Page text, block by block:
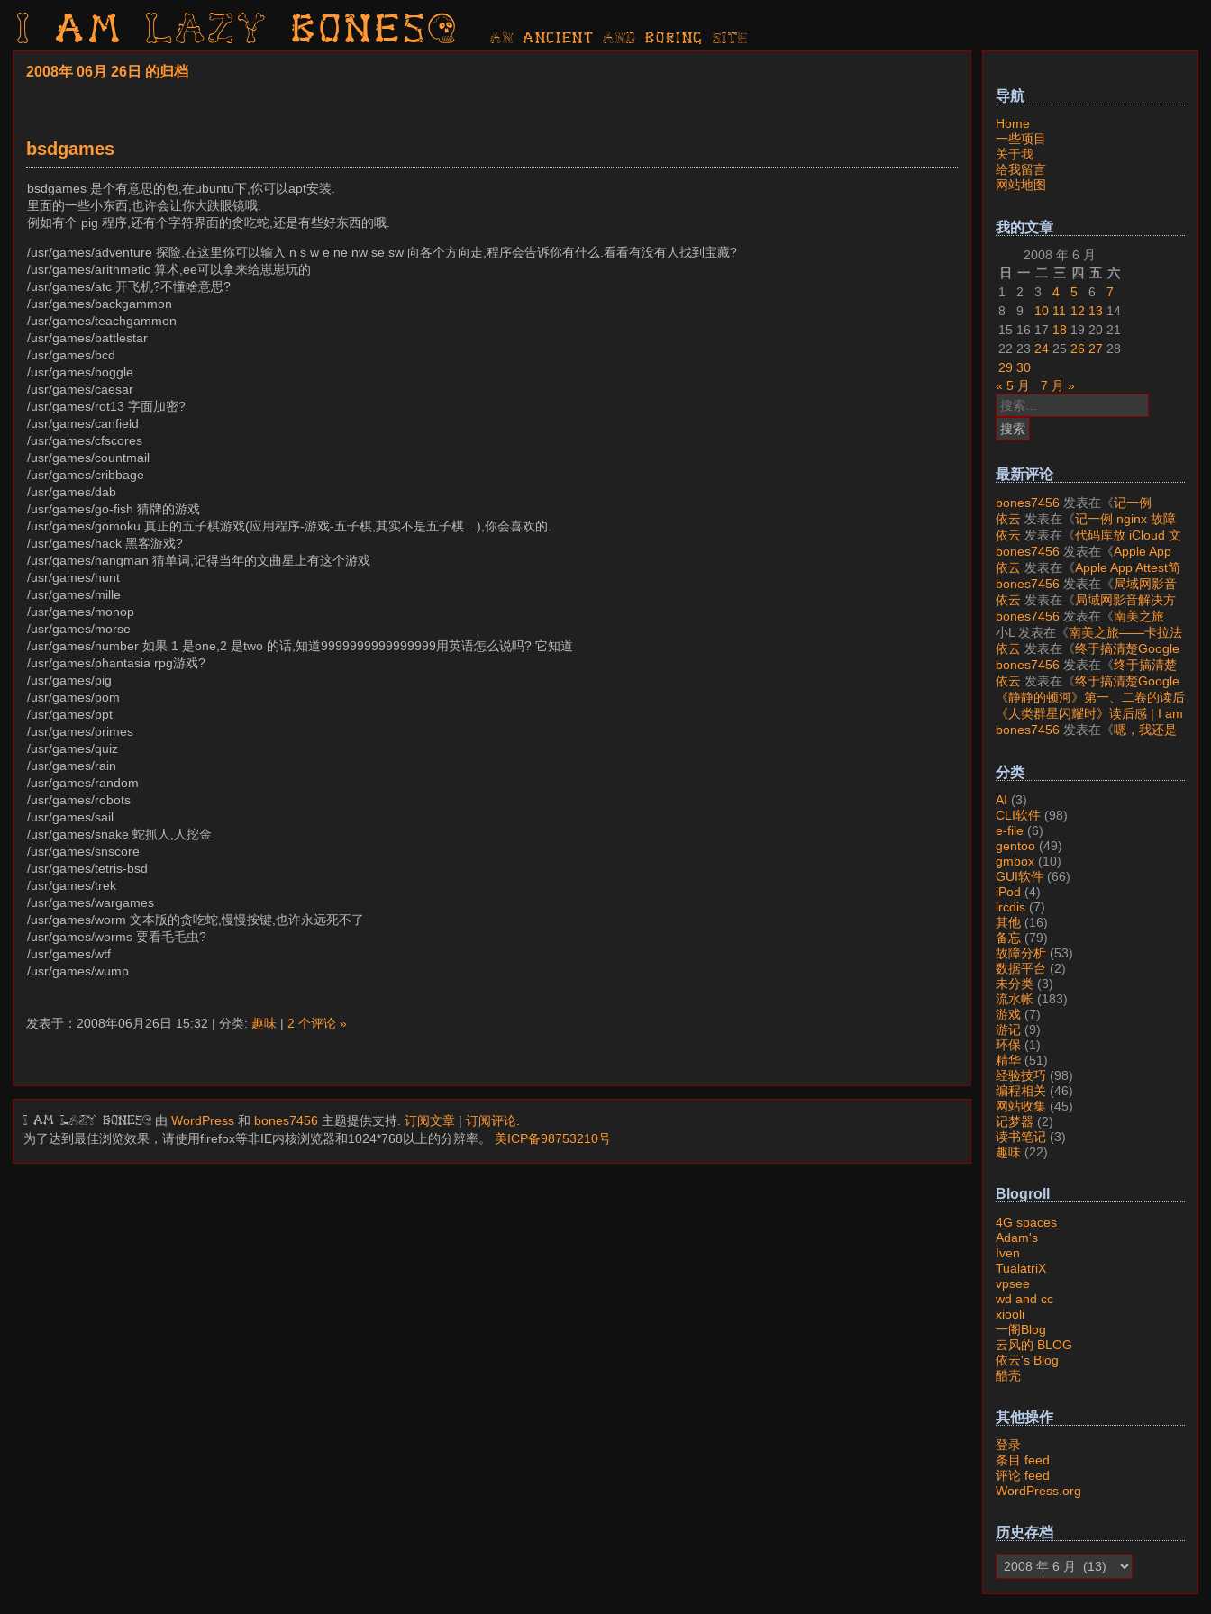
I am LAZY bones? AN ancient AND boring SITE
2008年 06月 26日 的归档
bsdgames
bsdgames 是个有意思的包,在ubuntu下,你可以apt安装.
里面的一些小东西,也许会让你大跌眼镜哦.
例如有个 pig 程序,还有个字符界面的贪吃蛇,还是有些好东西的哦.
/usr/games/adventure 探险,在这里你可以输入 n s w e ne nw se sw 向各个方向走,程序会告诉你有什么.看看有没有人找到宝藏?
/usr/games/arithmetic 算术,ee可以拿来给崽崽玩的
/usr/games/atc 开飞机?不懂啥意思?
/usr/games/backgammon
/usr/games/teachgammon
/usr/games/battlestar
/usr/games/bcd
/usr/games/boggle
/usr/games/caesar
/usr/games/rot13 字面加密?
/usr/games/canfield
/usr/games/cfscores
/usr/games/countmail
/usr/games/cribbage
/usr/games/dab
/usr/games/go-fish 猜牌的游戏
/usr/games/gomoku 真正的五子棋游戏(应用程序-游戏-五子棋,其实不是五子棋…),你会喜欢的.
/usr/games/hack 黑客游戏?
/usr/games/hangman 猜单词,记得当年的文曲星上有这个游戏
/usr/games/hunt
/usr/games/mille
/usr/games/monop
/usr/games/morse
/usr/games/number 如果 1 是one,2 是two 的话,知道9999999999999999用英语怎么说吗? 它知道
/usr/games/phantasia rpg游戏?
/usr/games/pig
/usr/games/pom
/usr/games/ppt
/usr/games/primes
/usr/games/quiz
/usr/games/rain
/usr/games/random
/usr/games/robots
/usr/games/sail
/usr/games/snake 蛇抓人,人挖金
/usr/games/snscore
/usr/games/tetris-bsd
/usr/games/trek
/usr/games/wargames
/usr/games/worm 文本版的贪吃蛇,慢慢按键,也许永远死不了
/usr/games/worms 要看毛毛虫?
/usr/games/wtf
/usr/games/wump
发表于：2008年06月26日 15:32 | 分类: 趣味 | 2 个评论 »
I am LAZY bones? 由WordPress 和 bones7456 主题提供支持.订阅文章 |订阅评论
为了达到最佳浏览效果，请使用firefox等非IE内核浏览器和1024*768以上的分辨率。 美ICP备98753210号
导航
Home
一些项目
关于我
给我留言
网站地图
我的文章
2008 年 6 月
日 一 二 三 四 五 六
1
2 3 4 5 6
7
8
9 10 11 12 13 14
15 16 17 18 19 20 21
22 23 24 25 26 27 28
29 30
« 5 月
7 月 »
搜
索：
最新评论
bones7456 发表在《记一例
nginx 故障分析》
依云 发表在《记一例 nginx 故障
分析 》
依云 发表在《代码库放 iCloud 文
件夹会怎样？》
bones7456 发表在《Apple App
Attest简介》
依云 发表在《Apple App Attest简
介》
bones7456 发表在《局域网影音
解决方案——Jellyfin》
依云 发表在《局域网影音解决方
案——Jellyfin》
bones7456 发表在《南美之旅
——卡拉法特看莫雷诺大冰川》
小L 发表在《南美之旅——卡拉法
特看莫雷诺大冰川》
依云 发表在《终于搞清楚Google
账号的所属国家的逻辑了》
bones7456 发表在《终于搞清楚
Google账号的所属国家的逻辑
了》
依云 发表在《终于搞清楚Google
账号的所属国家的逻辑了》
《静静的顿河》第一、二卷的读后
感 | I am LAZY bones?发表在
《《人类群星闪耀时》读后感》
《人类群星闪耀时》读后感 | I am
LAZY bones?发表在《
《显微镜
bones7456 发表在《嗯，我还是
分类
AI (3)
CLI软件 (98)
e-file (6)
gentoo (49)
gmbox (10)
GUI软件 (66)
iPod (4)
lrcdis (7)
其他 (16)
备忘 (79)
故障分析 (53)
数据平台 (2)
未分类 (3)
流水帐 (183)
游戏 (7)
游记 (9)
环保 (1)
精华 (51)
经验技巧 (98)
编程相关 (46)
网站收集 (45)
记梦器 (2)
读书笔记 (3)
趣味 (22)
Blogroll
4G spaces
Adam's
Iven
TualatriX
vpsee
wd and cc
xiooli
一阁Blog
云风的 BLOG
依云's Blog
酷壳
其他操作
登录
条目 feed
评论 feed
WordPress.org
历史存档